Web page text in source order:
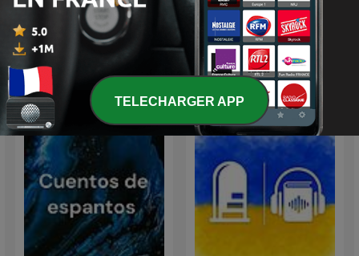
The Archers
Boustifaille par Laurent
Mariotte
Podcasts internationaux Arts
TELECHARGER APP